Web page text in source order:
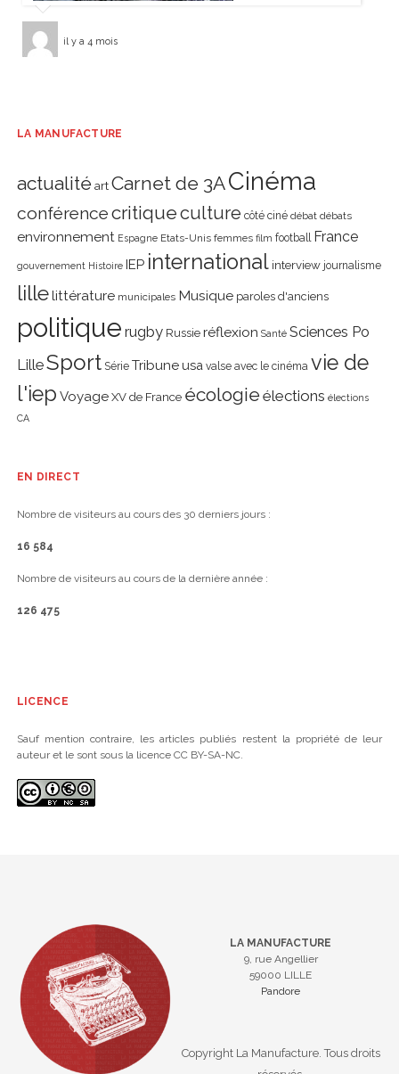
il y a 4 mois
LA MANUFACTURE
actualité art Carnet de 3ACinéma
conférencecritiqueculture côté ciné débat débats
environnement Espagne Etats-Unis femmes film football France
gouvernement Histoire IEP international interview journalisme
lillelittérature municipales Musique paroles d'anciens
politique rugby Russie réflexion Santé Sciences Po
LilleSport Série Tribune usa valse avec le cinéma vie de
l'iep Voyage XV de France écologie élections élections
CA
EN DIRECT
Nombre de visiteurs au cours des 30 derniers jours :
16 584
Nombre de visiteurs au cours de la dernière année :
126 475
LICENCE
Sauf mention contraire, les articles publiés restent la propriété de leur
auteur et le sont sous la licence CC BY-SA-NC.
LA MANUFACTURE
9, rue Angellier
59000 LILLE
Pandore
Copyright La Manufacture. Tous droits